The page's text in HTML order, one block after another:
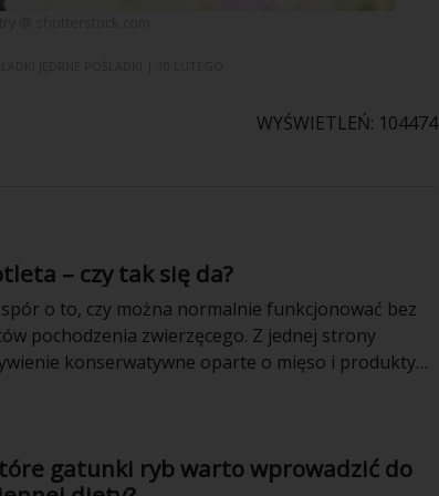
WYŚWIETLEŃ: 104474
– czy tak się da?
o to, czy można normalnie funkcjonować bez
pochodzenia zwierzęcego. Z jednej strony
konserwatywne oparte o mięso i produkty
emocje i skupić się jedynie na faktach.
gatunki ryb warto wprowadzić do